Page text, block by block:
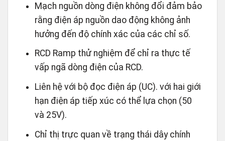
Mạch nguồn dòng điện không đổi đảm bảo
rằng điện áp nguồn dao động không ảnh
hưởng đến độ chính xác của các chỉ số.
RCD Ramp thử nghiệm để chỉ ra thực tế
vấp ngã dòng điện của RCD.
Liên hệ với bộ đọc điện áp (UC). với hai giới
hạn điện áp tiếp xúc có thể lựa chọn (50
và 25V).
Chỉ thị trực quan về trạng thái dây chính